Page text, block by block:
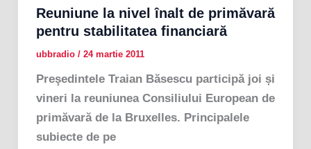
Reuniune la nivel înalt de primăvară
pentru stabilitatea financiară
ubbradio / 24 martie 2011
Preşedintele Traian Băsescu participă joi și
vineri la reuniunea Consiliului European de
primăvară de la Bruxelles. Principalele
subiecte de pe